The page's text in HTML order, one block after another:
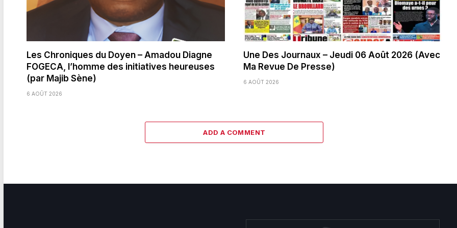
Les Chroniques du Doyen – Amadou Diagne
FOGECA, l’homme des initiatives heureuses
(par Majib Sène)
6 AOÛT 2026
Une Des Journaux – Jeudi 06 Août 2026 (Avec
Ma Revue De Presse)
6 AOÛT 2026
ADD A COMMENT